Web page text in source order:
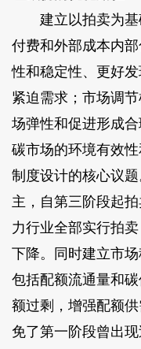
建立以拍卖为基
付费和外部成本内
性和稳定性、更好
紧迫需求；市场调
场弹性和促进形成
碳市场的环境有效
制度设计的核心议
主，自第三阶段起
力行业全部实行拍
下降。同时建立市
包括配额流通量和
额过剩，增强配额
免了第一阶段曾出